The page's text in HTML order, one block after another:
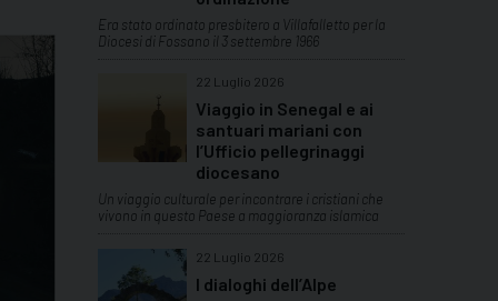
Era stato ordinato presbitero a Villafalletto per la
Diocesi di Fossano il 3 settembre 1966
22 Luglio 2026
Viaggio in Senegal e ai
santuari mariani con
l’Ufficio pellegrinaggi
diocesano
Un viaggio culturale per incontrare i cristiani che
vivono in questo Paese a maggioranza islamica
22 Luglio 2026
I dialoghi dell’Alpe